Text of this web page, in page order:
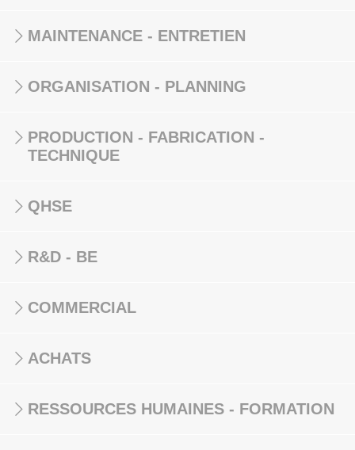
MAINTENANCE - ENTRETIEN
ORGANISATION - PLANNING
PRODUCTION - FABRICATION -
TECHNIQUE
QHSE
R&D - BE
COMMERCIAL
ACHATS
RESSOURCES HUMAINES - FORMATION